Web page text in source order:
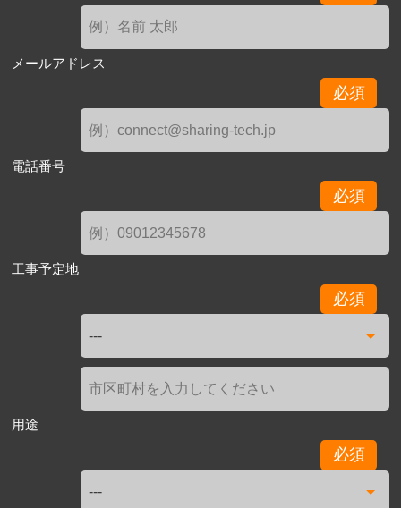
メールアドレス
必須
電話番号
必須
工事予定地
必須
用途
必須